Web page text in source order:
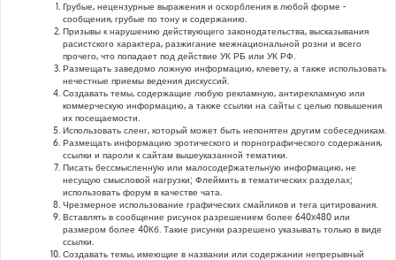
Грубые, нецензурные выражения и оскорбления в любой форме -
сообщения, грубые по тону и содержанию.
Призывы к нарушению действующего законодательства, высказывания
расистского характера, разжигание межнациональной розни и всего
прочего, что попадает под действие УК РБ или УК РФ.
Размещать заведомо ложную информацию, клевету, а также использовать
нечестные приемы ведения дискуссий.
Создавать темы, содержащие любую рекламную, антирекламную или
коммерческую информацию, а также ссылки на сайты с целью повышения
их посещаемости.
Использовать сленг, который может быть непонятен другим собеседникам.
Размещать информацию эротического и порнографического содержания,
ссылки и пароли к сайтам вышеуказанной тематики.
Писать бессмысленнyю или малосодеpжательнyю инфоpмацию, не
несущую смысловой нагрузки; Флеймить в тематических разделах;
использовать форум в качестве чата.
Чрезмерное использование графических смайликов и тега цитирования.
Вставлять в сообщение рисунок разрешением более 640x480 или
размером более 40Кб. Такие рисунки разрешено указывать только в виде
ссылки.
Создавать темы, имеющие в названии или содержании непрерывный